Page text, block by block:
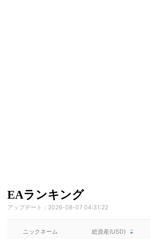
EAランキング
アップデート：2026-08-07 04:31:22
ニックネーム 総資産(USD)